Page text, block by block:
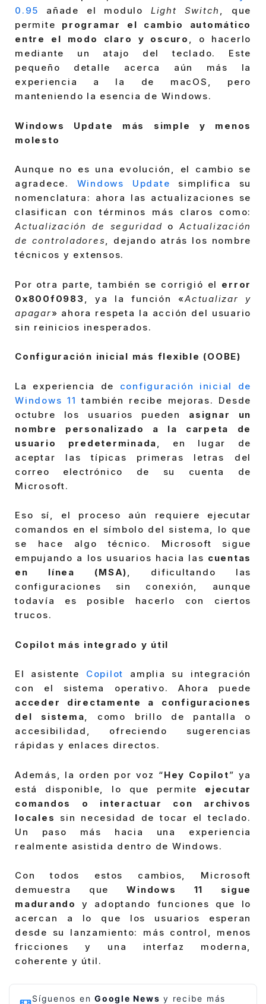
0.95
añade el modulo Light Switch , que
permite programar el cambio automático
entre el modo claro y oscuro , o hacerlo
mediante un atajo del teclado. Este
pequeño detalle acerca aún más la
experiencia a la de macOS, pero
manteniendo la esencia de Windows.
Windows Update más simple y menos
molesto
Aunque no es una evolución, el cambio se
agradece. Windows Update simplifica su
nomenclatura: ahora las actualizaciones se
clasifican con términos más claros como:
Actualización de seguridad oActualización
de controladores, dejando atrás los nombre
técnicos y extensos.
Por otra parte, también se corrigió el error
0x800f0983 , ya la función «Actualizar y
apagar» ahora respeta la acción del usuario
sin reinicios inesperados.
Configuración inicial más flexible (OOBE)
La experiencia de configuración inicial de
Windows 11 también recibe mejoras. Desde
octubre los usuarios pueden asignar un
nombre personalizado a la carpeta de
usuario predeterminada
, en lugar de
aceptar las típicas primeras letras del
correo electrónico de su cuenta de
Microsoft.
Eso sí, el proceso aún requiere ejecutar
comandos en el símbolo del sistema, lo que
se hace algo técnico. Microsoft sigue
empujando a los usuarios hacia las cuentas
en línea (MSA), dificultando las
configuraciones sin conexión, aunque
todavía es posible hacerlo con ciertos
trucos.
Copilot más integrado y útil
El asistente Copilot
amplia su integración
con el sistema operativo. Ahora puede
acceder directamente a configuraciones
del sistema, como brillo de pantalla o
accesibilidad, ofreciendo sugerencias
rápidas y enlaces directos.
Además, la orden por voz “Hey Copilot” ya
está disponible, lo que permite ejecutar
comandos o interactuar con archivos
locales
sin necesidad de tocar el teclado.
Un paso más hacia una experiencia
realmente asistida dentro de Windows.
Con todos estos cambios, Microsoft
demuestra queWindows 11 sigue
madurando
y adoptando funciones que lo
acercan a lo que los usuarios esperan
desde su lanzamiento: más control, menos
fricciones y una interfaz moderna,
coherente y útil.
Síguenos en Google News y recibe más